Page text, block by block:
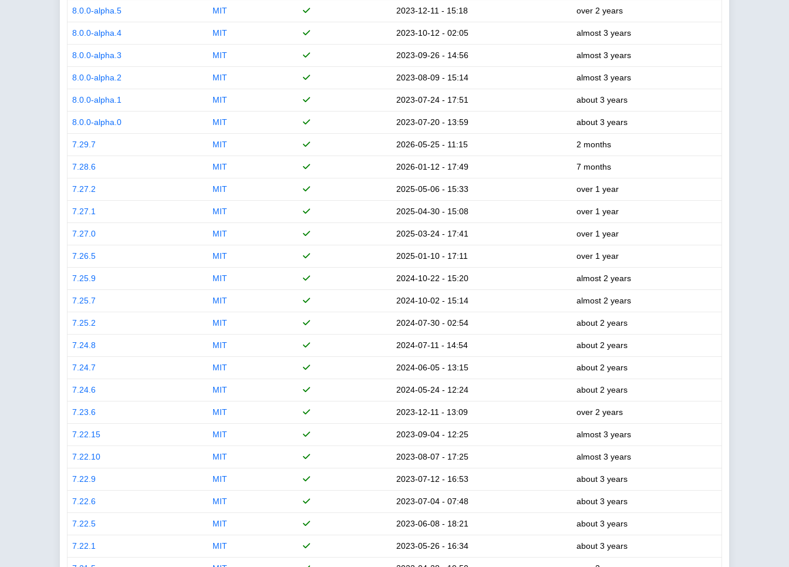
8.0.0-alpha.5 MIT 2023-12-11 - 15:18 over 2 years
8.0.0-alpha.4 MIT 2023-10-12 - 02:05 almost 3 years
8.0.0-alpha.3 MIT 2023-09-26 - 14:56 almost 3 years
8.0.0-alpha.2 MIT 2023-08-09 - 15:14 almost 3 years
8.0.0-alpha.1 MIT 2023-07-24 - 17:51 about 3 years
8.0.0-alpha.0 MIT 2023-07-20 - 13:59 about 3 years
7.29.7 MIT 2026-05-25 - 11:15 2 months
7.28.6 MIT 2026-01-12 - 17:49 7 months
7.27.2 MIT 2025-05-06 - 15:33 over 1 year
7.27.1 MIT 2025-04-30 - 15:08 over 1 year
7.27.0 MIT 2025-03-24 - 17:41 over 1 year
7.26.5 MIT 2025-01-10 - 17:11 over 1 year
7.25.9 MIT 2024-10-22 - 15:20 almost 2 years
7.25.7 MIT 2024-10-02 - 15:14 almost 2 years
7.25.2 MIT 2024-07-30 - 02:54 about 2 years
7.24.8 MIT 2024-07-11 - 14:54 about 2 years
7.24.7 MIT 2024-06-05 - 13:15 about 2 years
7.24.6 MIT 2024-05-24 - 12:24 about 2 years
7.23.6 MIT 2023-12-11 - 13:09 over 2 years
7.22.15 MIT 2023-09-04 - 12:25 almost 3 years
7.22.10 MIT 2023-08-07 - 17:25 almost 3 years
7.22.9 MIT 2023-07-12 - 16:53 about 3 years
7.22.6 MIT 2023-07-04 - 07:48 about 3 years
7.22.5 MIT 2023-06-08 - 18:21 about 3 years
7.22.1 MIT 2023-05-26 - 16:34 about 3 years